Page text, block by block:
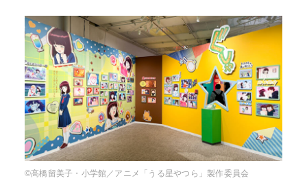
©高橋留美子・小学館／アニメ「うる星やつら」製作委員会